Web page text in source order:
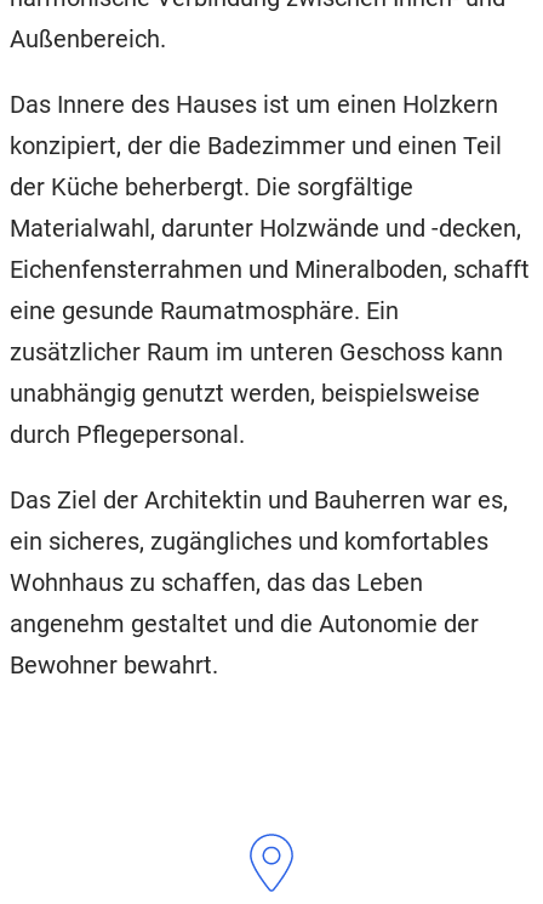
Außenbereich.
Das Innere des Hauses ist um einen Holzkern
konzipiert, der die Badezimmer und einen Teil
der Küche beherbergt. Die sorgfältige
Materialwahl, darunter Holzwände und -decken,
Eichenfensterrahmen und Mineralboden, schafft
eine gesunde Raumatmosphäre. Ein
zusätzlicher Raum im unteren Geschoss kann
unabhängig genutzt werden, beispielsweise
durch Pflegepersonal.
Das Ziel der Architektin und Bauherren war es,
ein sicheres, zugängliches und komfortables
Wohnhaus zu schaffen, das das Leben
angenehm gestaltet und die Autonomie der
Bewohner bewahrt.